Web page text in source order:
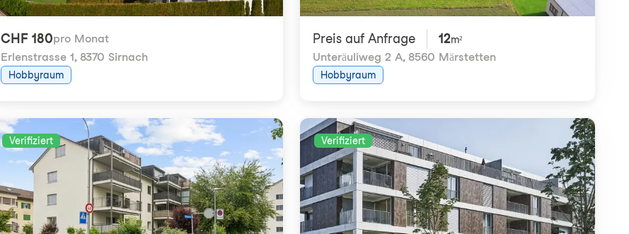
CHF 180pro Monat
Erlenstrasse 1, 8370 Sirnach
Hobbyraum
Preis auf Anfrage 12m²
Unteräuliweg 2 A, 8560 Märstetten
Hobbyraum
Verifiziert Verifiziert